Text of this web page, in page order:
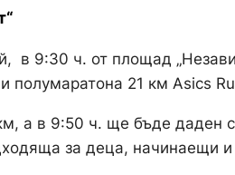
в 9:30 ч. от площад
полумаратона 21 км Asics
а в 9:50 ч. ще бъде даден
за деца, начинаещи